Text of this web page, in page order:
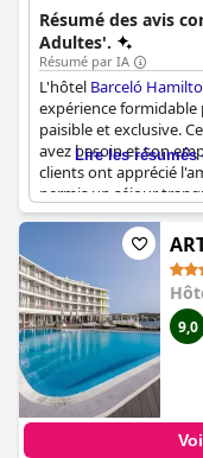
Résumé des avis
Adultes'.
Résumé par IA
L'hôtel Barceló
expérience formidable
paisible et exclusive.
avez besoin et son
clients ont apprécié
permis un séjour
trouvé l'ambiance un
jugé confortable,
Lire les
9,0